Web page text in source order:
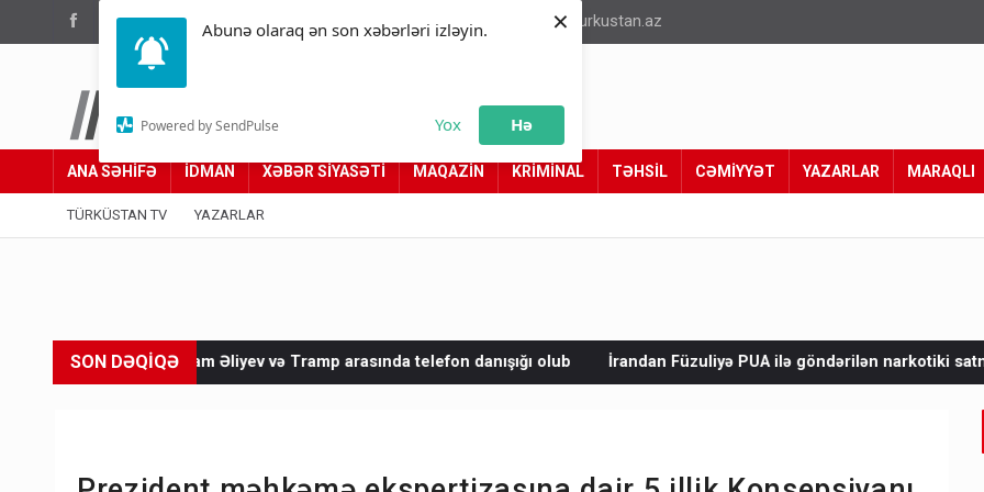
Abunə olaraq ən son xəbərləri izləyin.
Powered by SendPulse Yox Hə
×
(012) 449 94 05 info@turkustan.az
Türküstan.az
Adımız yolumuzdur
ANA SƏHİFƏ İDMAN XƏBƏR SİYASƏTİ MAQAZİN KRİMİNAL TƏHSİL CƏMİYYƏT YAZARLAR MARAQLI
TÜRKÜSTAN TV YAZARLAR
SON DƏQİQƏ
Əliyev və Tramp arasında telefon danışığı olub İrandan Füzuliyə PUA ilə göndərilən narkotiki satmaq istəyirdilər -